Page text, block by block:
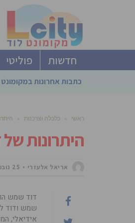
חדשות פוליטי
כתבות אחרונות
ראשי » כלכלה וצרכנות »
היתרונות של
אריאל אלעזרי 25 נובמבר, 2024
דוד שמש
שמש ודוד
אידיאלי,